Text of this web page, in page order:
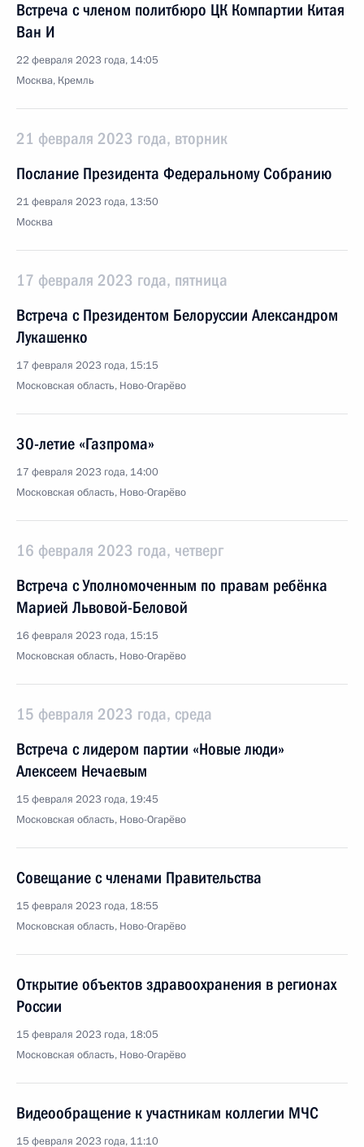
Встреча с членом политбюро ЦК Компартии Китая
Ван И
22 февраля 2023 года, 14:05
Москва, Кремль
21 февраля 2023 года, вторник
Послание Президента Федеральному Собранию
21 февраля 2023 года, 13:50
Москва
17 февраля 2023 года, пятница
Встреча с Президентом Белоруссии Александром
Лукашенко
17 февраля 2023 года, 15:15
Московская область, Ново-Огарёво
30-летие «Газпрома»
17 февраля 2023 года, 14:00
Московская область, Ново-Огарёво
16 февраля 2023 года, четверг
Встреча с Уполномоченным по правам ребёнка
Марией Львовой-Беловой
16 февраля 2023 года, 15:15
Московская область, Ново-Огарёво
15 февраля 2023 года, среда
Встреча с лидером партии «Новые люди»
Алексеем Нечаевым
15 февраля 2023 года, 19:45
Московская область, Ново-Огарёво
Совещание с членами Правительства
15 февраля 2023 года, 18:55
Московская область, Ново-Огарёво
Открытие объектов здравоохранения в регионах
России
15 февраля 2023 года, 18:05
Московская область, Ново-Огарёво
Видеообращение к участникам коллегии МЧС
15 февраля 2023 года, 11:10